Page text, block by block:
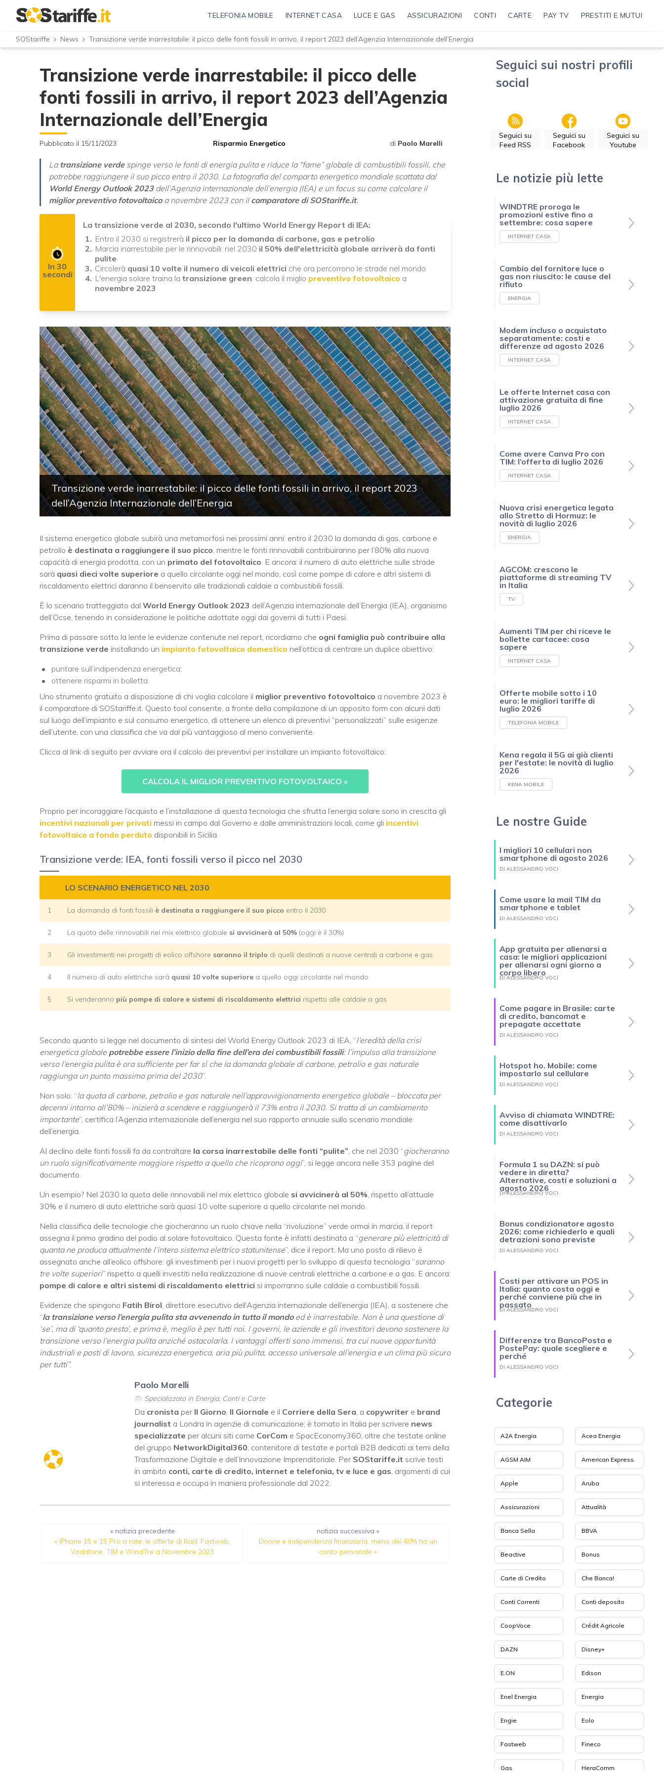
TELEFONIA MOBILE INTERNET CASA LUCE E GAS ASSICURAZIONI CONTI CARTE PAY TV PRESTITI E MUTUI
SOStariffe News Transizione verde inarrestabile: il picco delle fonti fossili in arrivo, il report 2023 dell’Agenzia Internazionale dell’Energia
Transizione verde inarrestabile: il picco delle
fonti fossili in arrivo, il report 2023 dell’Agenzia
Internazionale dell’Energia
Pubblicato il 15/11/2023 Risparmio Energetico di Paolo Marelli
La transizione verdespinge verso le fonti di energia pulita e riduce la “fame” globale di combustibili fossili, che
potrebbe raggiungere il suo picco entro il 2030. La fotografia del comparto energetico mondiale scattata dal
World Energy Outlook 2023dell’Agenzia internazionale dell’energia (IEA) e un focus su come calcolare il
miglior preventivo fotovoltaicoa novembre 2023 con il comparatore di SOStariffe.it.
In 30
secondi
La transizione verde al 2030, secondo l'ultimo World Energy Report di IEA:
Entro il 2030 si registrerà il picco per la domanda di carbone, gas e petrolio
Marcia inarrestabile per le rinnovabili: nel 2030 il 50% dell'elettricità globale arriverà da fonti
pulite
Circolerà quasi 10 volte il numero di veicoli elettrici che ora percorrono le strade nel mondo
L'energia solare traina la transizione green: calcola il miglio preventivo fotovoltaico a
novembre 2023
Transizione verde inarrestabile: il picco delle fonti fossili in arrivo, il report 2023
dell’Agenzia Internazionale dell’Energia
Il sistema energetico globale subirà una metamorfosi nei prossimi anni: entro il 2030 la domanda di gas, carbone e
petrolio è destinata a raggiungere il suo picco, mentre le fonti rinnovabili contribuiranno per l’80% alla nuova
capacità di energia prodotta, con un primato del fotovoltaico. E ancora: il numero di auto elettriche sulle strade
sarà quasi dieci volte superiore a quello circolante oggi nel mondo, così come pompe di calore e altri sistemi di
riscaldamento elettrici daranno il benservito alle tradizionali caldaie a combustibili fossili.
È lo scenario tratteggiato dal World Energy Outlook 2023 dell’Agenzia internazionale dell’Energia (IEA), organismo
dell’Ocse, tenendo in considerazione le politiche adottate oggi dai governi di tutti i Paesi.
Prima di passare sotto la lente le evidenze contenute nel report, ricordiamo che ogni famiglia può contribuire alla
transizione verde installando un impianto fotovoltaico domestico nell’ottica di centrare un duplice obiettivo:
puntare sull’indipendenza energetica;
ottenere risparmi in bolletta.
Uno strumento gratuito a disposizione di chi voglia calcolare il miglior preventivo fotovoltaico a novembre 2023 è
il comparatore di SOStariffe.it. Questo tool consente, a fronte della compilazione di un apposito form con alcuni dati
sul luogo dell’impianto e sul consumo energetico, di ottenere un elenco di preventivi “personalizzati” sulle esigenze
dell’utente, con una classifica che va dal più vantaggioso al meno conveniente.
Clicca al link di seguito per avviare ora il calcolo dei preventivi per installare un impianto fotovoltaico:
CALCOLA IL MIGLIOR PREVENTIVO FOTOVOLTAICO »
Proprio per incoraggiare l’acquisto e l’installazione di questa tecnologia che sfrutta l’energia solare sono in crescita gli
incentivi nazionali per privati messi in campo dal Governo e dalle amministrazioni locali, come gli incentivi
fotovoltaico a fondo perduto disponibili in Sicilia.
Transizione verde: IEA, fonti fossili verso il picco nel 2030
LO SCENARIO ENERGETICO NEL 2030
1 La domanda di fonti fossili è destinata a raggiungere il suo picco entro il 2030
2 La quota delle rinnovabili nel mix elettrico globale si avvicinerà al 50% (oggi è il 30%)
3 Gli investimenti nei progetti di eolico offshore saranno il triplo di quelli destinati a nuove centrali a carbone e gas
4 Il numero di auto elettriche sarà quasi 10 volte superiore a quello oggi circolante nel mondo
5 Si venderanno più pompe di calore e sistemi di riscaldamento elettrici rispetto alle caldaie a gas
Secondo quanto si legge nel documento di sintesi del World Energy Outlook 2023 di IEA, “l’eredità della crisi
energetica globale potrebbe essere l’inizio della fine dell’era dei combustibili fossili: l’impulso alla transizione
verso l’energia pulita è ora sufficiente per far sì che la domanda globale di carbone, petrolio e gas naturale
raggiunga un punto massimo prima del 2030”.
Non solo: “la quota di carbone, petrolio e gas naturale nell’approvvigionamento energetico globale – bloccata per
decenni intorno all’80% – inizierà a scendere e raggiungerà il 73% entro il 2030. Si tratta di un cambiamento
importante”, certifica l’Agenzia internazionale dell’energia nel suo rapporto annuale sullo scenario mondiale
dell’energia.
Al declino delle fonti fossili fa da contraltare la corsa inarrestabile delle fonti “pulite” , che nel 2030 “giocheranno
un ruolo significativamente maggiore rispetto a quello che ricoprono oggi”, si legge ancora nelle 353 pagine del
documento.
Un esempio? Nel 2030 la quota delle rinnovabili nel mix elettrico globale si avvicinerà al 50% , rispetto all’attuale
30% e il numero di auto elettriche sarà quasi 10 volte superiore a quello circolante nel mondo.
Nella classifica delle tecnologie che giocheranno un ruolo chiave nella “rivoluzione” verde ormai in marcia, il report
assegna il primo gradino del podio al solare fotovoltaico. Questa fonte è infatti destinata a “generare più elettricità di
quanta ne produca attualmente l’intero sistema elettrico statunitense”, dice il report. Ma uno posto di rilievo è
assegnato anche all’eolico offshore: gli investimenti per i nuovi progetti per lo sviluppo di questa tecnologia “saranno
tre volte superiori” rispetto a quelli investiti nella realizzazione di nuove centrali elettriche a carbone e a gas. E ancora:
pompe di calore e altri sistemi di riscaldamento elettrici si imporranno sulle caldaie a combustibili fossili.
Evidenze che spingono Fatih Birol , direttore esecutivo dell’Agenzia internazionale dell’energia (IEA), a sostenere che
“la transizione verso l’energia pulita sta avvenendo in tutto il mondoed è inarrestabile. Non è una questione di
‘se’, ma di ‘quanto presto’, e prima è, meglio è per tutti noi. I governi, le aziende e gli investitori devono sostenere la
transizione verso l’energia pulita anziché ostacolarla. I vantaggi offerti sono immensi, tra cui nuove opportunità
industriali e posti di lavoro, sicurezza energetica, aria più pulita, accesso universale all’energia e un clima più sicuro
per tutti”.
Paolo Marelli
Specializzato in Energia, Conti e Carte
Da cronista per Il Giorno Il Giornale e il Corriere della Sera , a copywriter e brand
journalist a Londra in agenzie di comunicazione; è tornato in Italia per scrivere news
specializzate per alcuni siti come CorCom e SpacEconomy360, oltre che testate online
del gruppo NetworkDigital360 , contenitore di testate e portali B2B dedicati ai temi della
Trasformazione Digitale e dell’Innovazione Imprenditoriale. Per SOStariffe.it scrive testi
in ambito conti, carte di credito, internet e telefonia, tv e luce e gas , argomenti di cui
si interessa e occupa in maniera professionale dal 2022.
« notizia precedente
« iPhone 15 e 15 Pro a rate: le offerte di Iliad, Fastweb,
Vodafone, TIM e WindTre a Novembre 2023
notizia successiva »
Donne e indipendenza finanziaria: meno del 60% ha un
conto personale »
Seguici sui nostri profili
social
Seguici su
Feed RSS
Seguici su
Facebook
Seguici su
Youtube
Le notizie più lette
WINDTRE proroga le
promozioni estive fino a
settembre: cosa sapere
INTERNET CASA
Cambio del fornitore luce o
gas non riuscito: le cause del
rifiuto
ENERGIA
Modem incluso o acquistato
separatamente: costi e
differenze ad agosto 2026
INTERNET CASA
Le offerte Internet casa con
attivazione gratuita di fine
luglio 2026
INTERNET CASA
Come avere Canva Pro con
TIM: l’offerta di luglio 2026
INTERNET CASA
Nuova crisi energetica legata
allo Stretto di Hormuz: le
novità di luglio 2026
ENERGIA
AGCOM: crescono le
piattaforme di streaming TV
in Italia
TV
Aumenti TIM per chi riceve le
bollette cartacee: cosa
sapere
INTERNET CASA
Offerte mobile sotto i 10
euro: le migliori tariffe di
luglio 2026
TELEFONIA MOBILE
Kena regala il 5G ai già clienti
per l'estate: le novità di luglio
2026
KENA MOBILE
Le nostre Guide
I migliori 10 cellulari non
smartphone di agosto 2026
DI ALESSANDRO VOCI
Come usare la mail TIM da
smartphone e tablet
DI ALESSANDRO VOCI
App gratuita per allenarsi a
casa: le migliori applicazioni
per allenarsi ogni giorno a
corpo libero
DI ALESSANDRO VOCI
Come pagare in Brasile: carte
di credito, bancomat e
prepagate accettate
DI ALESSANDRO VOCI
Hotspot ho. Mobile: come
impostarlo sul cellulare
DI ALESSANDRO VOCI
Avviso di chiamata WINDTRE:
come disattivarlo
DI ALESSANDRO VOCI
Formula 1 su DAZN: si può
vedere in diretta?
Alternative, costi e soluzioni a
agosto 2026
DI ALESSANDRO VOCI
Bonus condizionatore agosto
2026: come richiederlo e quali
detrazioni sono previste
DI ALESSANDRO VOCI
Costi per attivare un POS in
Italia: quanto costa oggi e
perché conviene più che in
passato
DI ALESSANDRO VOCI
Differenze tra BancoPosta e
PostePay: quale scegliere e
perché
DI ALESSANDRO VOCI
Categorie
A2A Energia Acea Energia
AGSM AIM American Express
Apple Aruba
Assicurazioni Attualità
Banca Sella BBVA
Beactive Bonus
Carte di Credito Che Banca!
Conti Correnti Conti deposito
CoopVoce Crédit Agricole
DAZN Disney+
E.ON Edison
Enel Energia Energia
Engie Eolo
Fastweb Fineco
Gas HeraComm